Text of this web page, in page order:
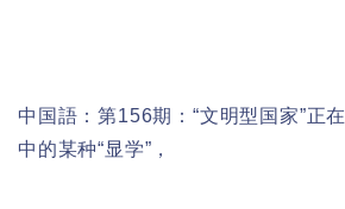
中国語：第156期：“文明型国家”正
中的某种“显学”，